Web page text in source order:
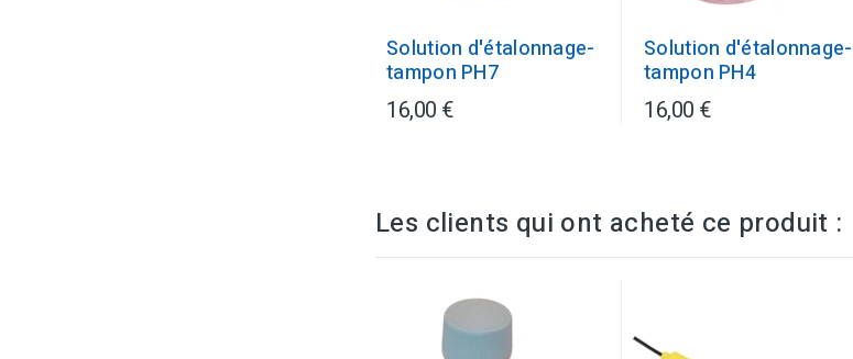
Solution d'étalonnage-
tampon PH7
16,00 €
Solution d'étalonnage-
tampon PH4
16,00 €
Les clients qui ont acheté ce produit :